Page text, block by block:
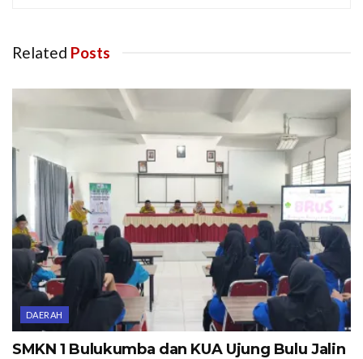
Related Posts
DAERAH
SMKN 1 Bulukumba dan KUA Ujung Bulu Jalin